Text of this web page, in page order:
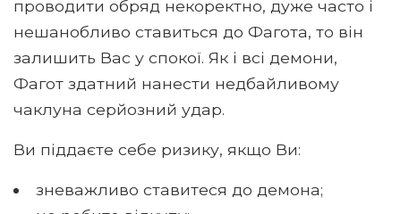
проводити обряд некоректно, дуже часто і
нешанобливо ставиться до Фагота, то він
залишить Вас у спокої. Як і всі демони,
Фагот здатний нанести недбайливому
чаклуна серйозний удар.
Ви піддаєте себе ризику, якщо Ви:
зневажливо ставитеся до демона;